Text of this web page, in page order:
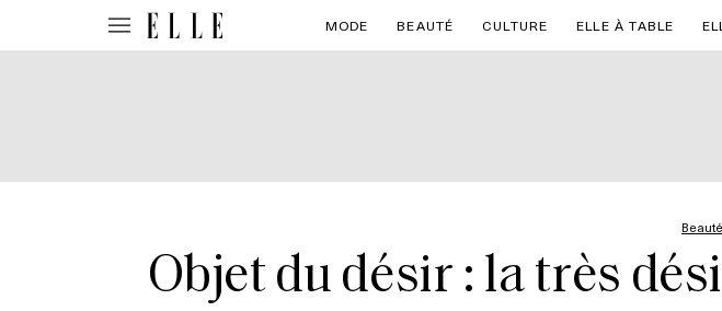
MODE BEAUTÉ CULTURE ELLE À TABLE
Beauté
Objet du désir : la très